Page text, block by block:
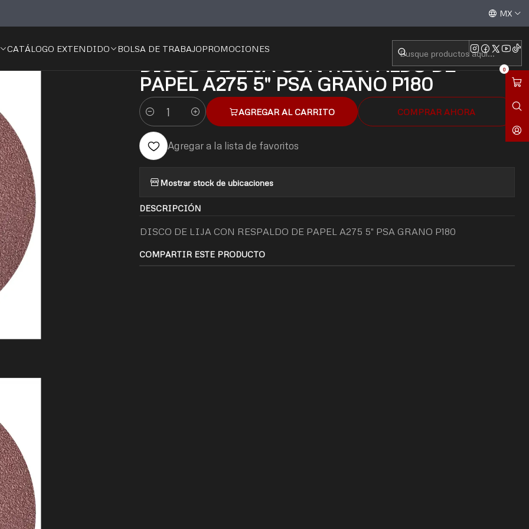
CATÁLOGO EXTENDIDO BOLSA DE TRABAJOPROMOCIONES
0
Aceptamos todas las tarjetas de crédito / débito y
MX
|
DISCO DE LIJA CON RESPALDO DE
PAPEL A275 5" PSA GRANO P180
Cantidad
AGREGAR AL CARRITO COMPRAR AHORA
Agregar a la lista de favoritos
Mostrar stock de ubicaciones
DESCRIPCIÓN
DISCO DE LIJA CON RESPALDO DE PAPEL A275 5" PSA GRANO P180
COMPARTIR ESTE PRODUCTO